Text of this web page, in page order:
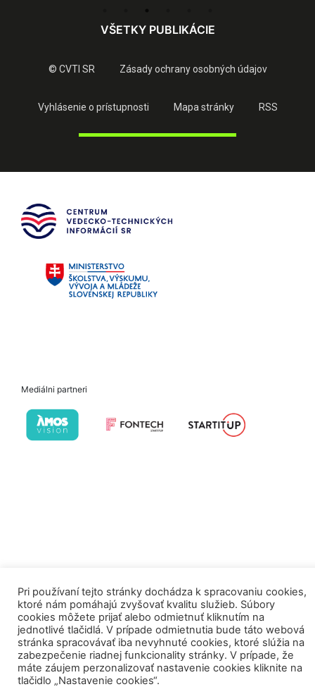
VŠETKY PUBLIKÁCIE
© CVTI SR Zásady ochrany osobných údajov
Vyhlásenie o prístupnosti Mapa stránky RSS
Mediálni partneri
Pri používaní tejto stránky dochádza k spracovaniu cookies,
ktoré nám pomáhajú zvyšovať kvalitu služieb. Súbory
cookies môžete prijať alebo odmietnuť kliknutím na
jednotlivé tlačidlá. V prípade odmietnutia bude táto webová
stránka spracovávať iba nevyhnuté cookies, ktoré slúžia na
zabezpečenie riadnej funkcionality stránky. V prípade, že
máte záujem perzonalizovať nastavenie cookies kliknite na
tlačidlo „Nastavenie cookies“.